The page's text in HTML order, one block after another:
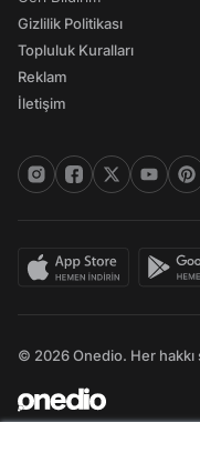
Gizlilik Politikası
Topluluk Kuralları
Reklam
İletişim
© 2026 Onedio. Her hakkı